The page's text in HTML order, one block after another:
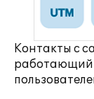
Контакты с
работающий